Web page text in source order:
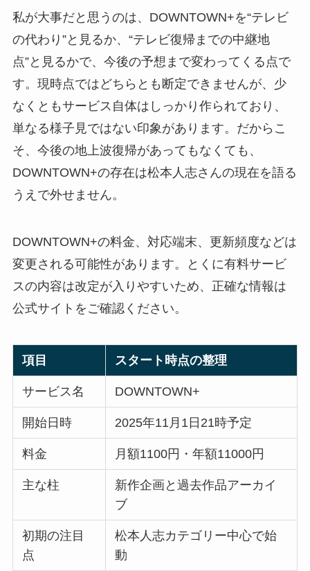
私が大事だと思うのは、DOWNTOWN+を“テレビ
の代わり”と見るか、“テレビ復帰までの中継地
点”と見るかで、今後の予想まで変わってくる点で
す。現時点ではどちらとも断定できませんが、少
なくともサービス自体はしっかり作られており、
単なる様子見ではない印象があります。だからこ
そ、今後の地上波復帰があってもなくても、
DOWNTOWN+の存在は松本人志さんの現在を語る
うえで外せません。
DOWNTOWN+の料金、対応端末、更新頻度などは
変更される可能性があります。とくに有料サービ
スの内容は改定が入りやすいため、正確な情報は
公式サイトをご確認ください。
項目 スタート時点の整理
サービス名 DOWNTOWN+
開始日時 2025年11月1日21時予定
料金 月額1100円・年額11000円
主な柱
新作企画と過去作品アーカイ
ブ
初期の注目
点
松本人志カテゴリー中心で始
動